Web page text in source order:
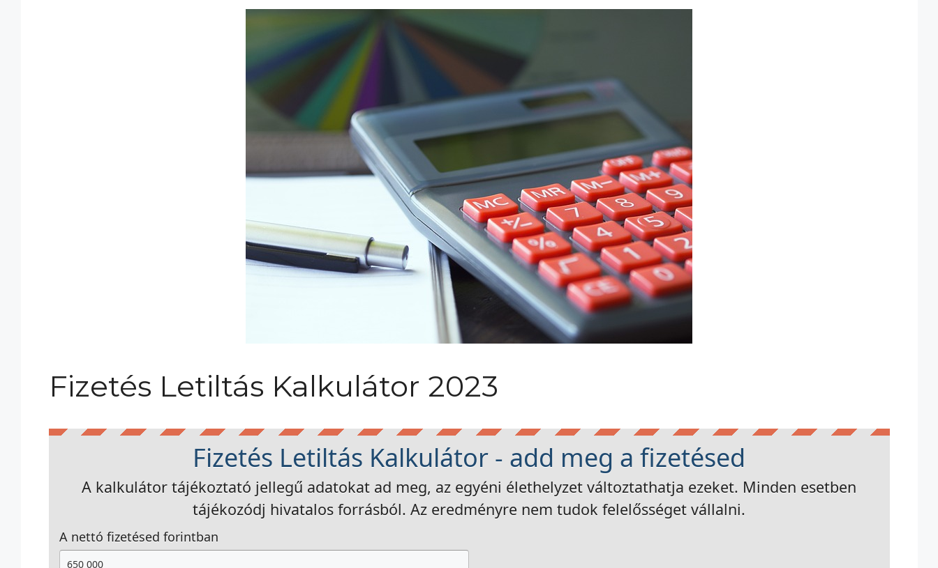
Fizetés Letiltás Kalkulátor 2023
Fizetés Letiltás Kalkulátor - add meg a fizetésed
A kalkulátor tájékoztató jellegű adatokat ad meg, az egyéni élethelyzet változtathatja ezeket. Minden esetben
tájékozódj hivatalos forrásból. Az eredményre nem tudok felelősséget vállalni.
A nettó fizetésed forintban